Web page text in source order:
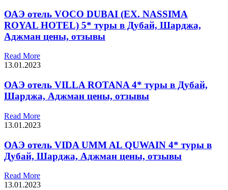
ОАЭ отель VOCO DUBAI (EX. NASSIMA
ROYAL HOTEL) 5* туры в Дубай, Шарджа,
Аджман цены, отзывы
Read More
13.01.2023
ОАЭ отель VILLA ROTANA 4* туры в Дубай,
Шарджа, Аджман цены, отзывы
Read More
13.01.2023
ОАЭ отель VIDA UMM AL QUWAIN 4* туры в
Дубай, Шарджа, Аджман цены, отзывы
Read More
13.01.2023